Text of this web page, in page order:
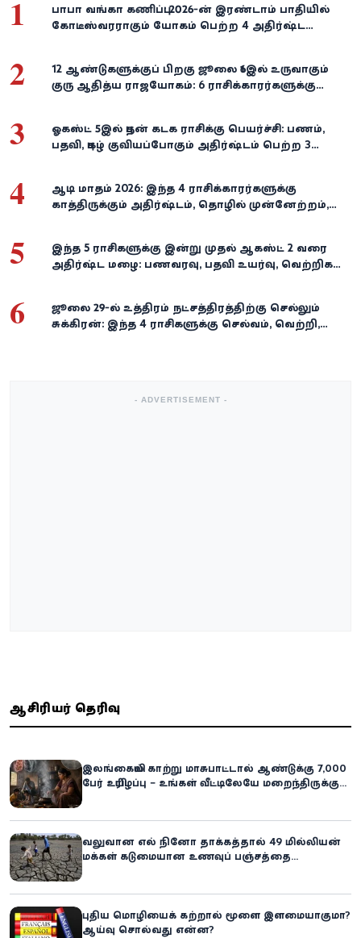
1
பாபா வங்கா கணிப்பு: 2026-ன் இரண்டாம் பாதியில்
கோடீஸ்வரராகும் யோகம் பெற்ற 4 அதிர்ஷ்ட
2
12 ஆண்டுகளுக்குப் பிறகு ஜூலை 16இல் உருவாகும்
குரு ஆதித்ய ராஜயோகம்: 6 ராசிக்காரர்களுக்கு
3
ஓகஸ்ட் 5இல் புதன் கடக ராசிக்கு பெயர்ச்சி: பணம்,
பதவி, புகழ் குவியப்போகும் அதிர்ஷ்டம் பெற்ற 3
4
ஆடி மாதம் 2026: இந்த 4 ராசிக்காரர்களுக்கு
காத்திருக்கும் அதிர்ஷ்டம், தொழில் முன்னேற்றம்,
5
இந்த 5 ராசிகளுக்கு இன்று முதல் ஆகஸ்ட் 2 வரை
அதிர்ஷ்ட மழை: பணவரவு, பதவி உயர்வு, வெற்றிகள்
6
ஜூலை 29-ல் உத்திரம் நட்சத்திரத்திற்கு செல்லும்
சுக்கிரன்: இந்த 4 ராசிகளுக்கு செல்வம், வெற்றி,
- ADVERTISEMENT -
ஆசிரியர் தெரிவு
இலங்கையில் காற்று மாசுபாட்டால் ஆண்டுக்கு 7,000
பேர் உயிரிழப்பு – உங்கள் வீட்டிலேயே மறைந்திருக்கும்
வலுவான எல் நினோ தாக்கத்தால் 49 மில்லியன்
மக்கள் கடுமையான உணவுப் பஞ்சத்தை
புதிய மொழியைக் கற்றால் மூளை இளமையாகுமா?
ஆய்வு சொல்வது என்ன?